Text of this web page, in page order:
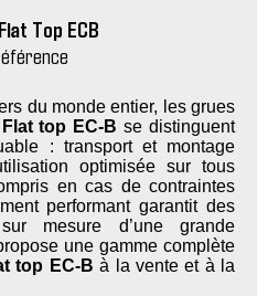
Top ECB
du monde entier, les grues
Flat top EC-B se distinguent
: transport et montage
optimisée sur tous
en cas de contraintes
performant garantit des
mesure d’une grande
une gamme complète
top EC-Bà la vente et à la